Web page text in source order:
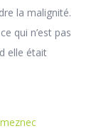
la malignité.
qui n’est pas
elle était